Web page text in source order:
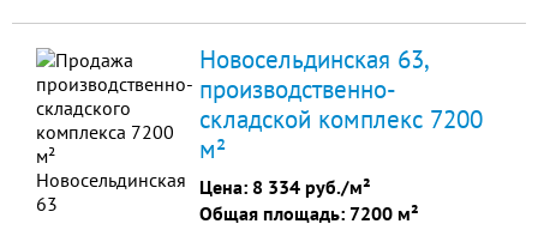
м, от главной магистрали 100 м.
Новосельдинская 63,
производственно-
складской комплекс 7200
м²
Цена: 8 334 руб./м²
Общая площадь: 7200 м²